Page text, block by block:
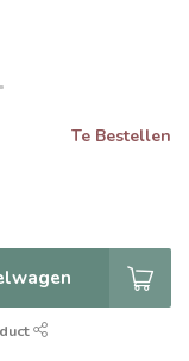
Te Bestellen